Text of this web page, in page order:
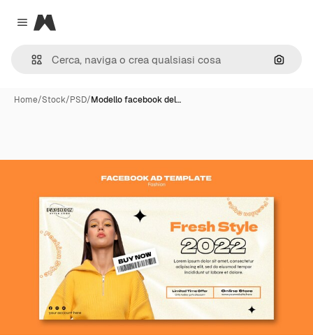
Close menu
Magnific
Cerca
Home/Stock/PSD/Modello facebook del…